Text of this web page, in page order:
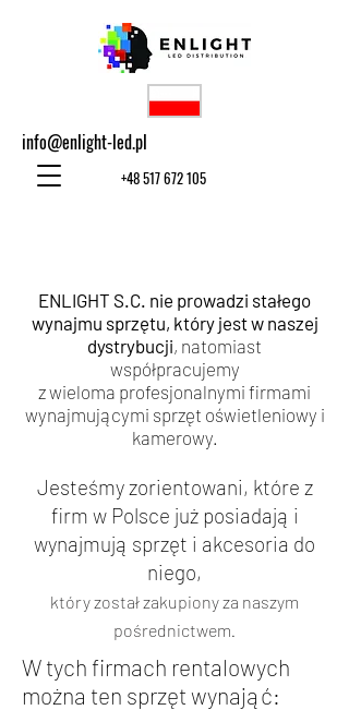
info@enlight-led.pl
+48 517 672 105
ENLIGHT S.C. nie prowadzi stałego
wynajmu sprzętu, który jest w naszej
dystrybucji, natomiast
współpracujemy
z wieloma profesjonalnymi firmami
wynajmującymi sprzęt oświetleniowy i
kamerowy.
Jesteśmy zorientowani, które z
firm w Polsce już posiadają i
wynajmują sprzęt i akcesoria do
niego,
który został zakupiony za naszym
pośrednictwem.
W tych firmach rentalowych
można ten sprzęt wynająć: